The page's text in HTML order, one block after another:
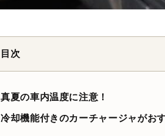
目次
真夏の車内温度に注意！
冷却機能付きのカーチャージャがお